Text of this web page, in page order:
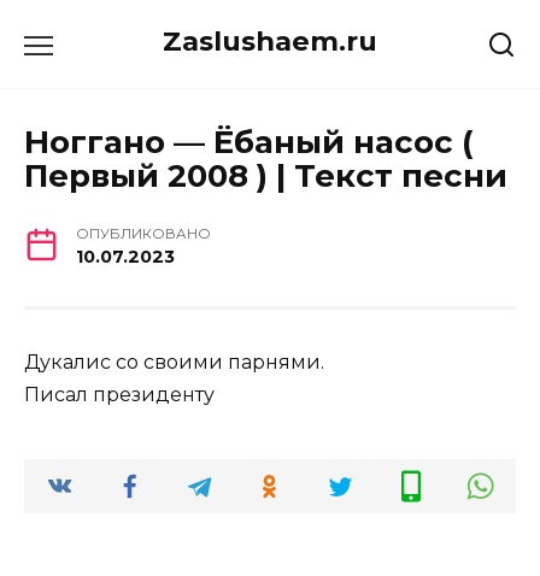
Zaslushaem.ru
Ноггано — Ёбаный насос (
Первый 2008 ) | Текст песни
ОПУБЛИКОВАНО
10.07.2023
Дукалис со своими парнями.
Писал президенту